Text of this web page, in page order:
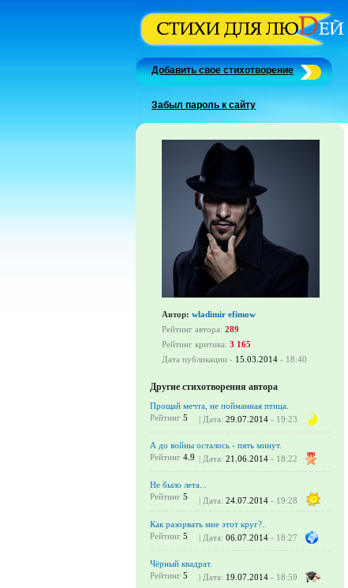
Добавить свое стихотворение
Забыл пароль к сайту
Автор: wladimir efimow
Рейтинг автора: 289
Рейтинг критика: 3 165
Дата публикации - 15.03.2014 - 18:40
Другие стихотворения автора
Прощай мечта, не пойманная птица.
Рейтинг 5 | Дата: 29.07.2014 - 19:23
А до войны осталось - пять минут.
Рейтинг 4.9 | Дата: 21.06.2014 - 18:22
Не было лета...
Рейтинг 5 | Дата: 24.07.2014 - 19:28
Как разорвать мне этот круг?..
Рейтинг 5 | Дата: 06.07.2014 - 18:27
Чёрный квадрат.
Рейтинг 5 | Дата: 19.07.2014 - 18:59